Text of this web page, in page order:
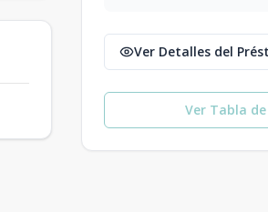
Ver Detalles del
Ver Tabla